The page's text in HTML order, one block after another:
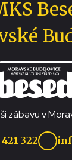
zábavu v
322